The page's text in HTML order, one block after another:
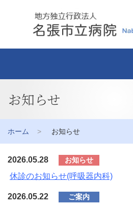
お知らせ
ホーム お知らせ
2026.05.28 お知らせ
休診のお知らせ(呼吸器内科)
2026.05.22 ご案内